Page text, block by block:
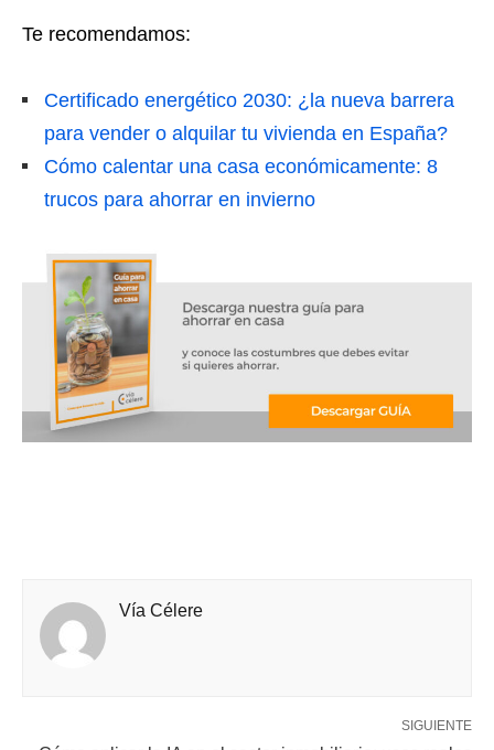
Te recomendamos:
Certificado energético 2030: ¿la nueva barrera
para vender o alquilar tu vivienda en España?
Cómo calentar una casa económicamente: 8
trucos para ahorrar en invierno
Vía Célere
SIGUIENTE